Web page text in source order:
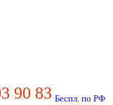
90 83 Беспл. по РФ